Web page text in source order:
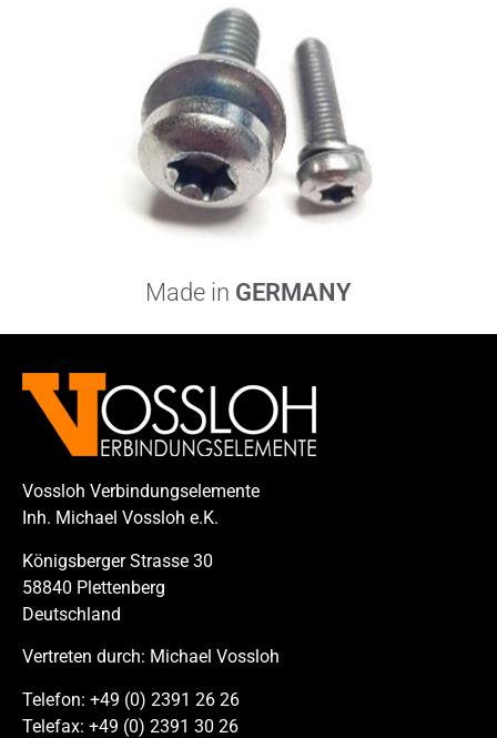
Made in GERMANY
Vossloh Verbindungselemente
Inh. Michael Vossloh e.K.
Königsberger Strasse 30
58840 Plettenberg
Deutschland
Vertreten durch: Michael Vossloh
Telefon: +49 (0) 2391 26 26
Telefax: +49 (0) 2391 30 26